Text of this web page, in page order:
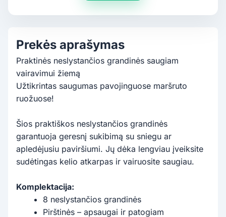
Prekės aprašymas
Praktinės neslystančios grandinės saugiam
vairavimui žiemą
Užtikrintas saugumas pavojinguose maršruto
ruožuose!
Šios praktiškos neslystančios grandinės
garantuoja geresnį sukibimą su sniegu ar
apledėjusiu paviršiumi. Jų dėka lengviau įveiksite
sudėtingas kelio atkarpas ir vairuosite saugiau.
Komplektacija:
8 neslystančios grandinės
Pirštinės – apsaugai ir patogiam